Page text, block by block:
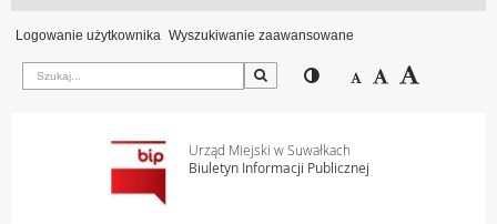
Logowanie użytkownika Wyszukiwanie zaawansowane
Szukaj Przełącz pomiędzy
Zmniejsz
Domyślny
Urząd Miejski w Suwałkach
Biuletyn Informacji Publicznej